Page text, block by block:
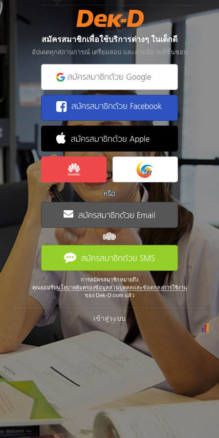
สมัครสมาชิกเพื่อใช้บริการต่างๆ ในเด็กดี
อัปเดตทุกสถานการณ์ เตรียมสอบ และอ่านนิยายที่ชื่นชอบ
สมัครสมาชิกด้วย Google
สมัครสมาชิกด้วย Facebook
สมัครสมาชิกด้วย Apple
หรือ
สมัครสมาชิกด้วย Email
หรือ
สมัครสมาชิกด้วย SMS
การสมัครสมาชิกหมายถึง
คุณยอมรับนโยบายคุ้มครองข้อมูลส่วนบุคคลและข้อตกลงการใช้งาน
ของ Dek-D.com แล้ว
เข้าสู่ระบบ